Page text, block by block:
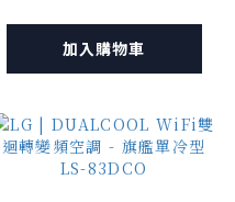
加入購物車